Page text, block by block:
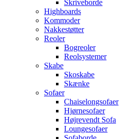
Skriveborde
Highboards
Kommoder
Nakkestøtter
Reoler
Bogreoler
Reolsystemer
Skabe
Skoskabe
Skænke
Sofaer
Chaiselongsofaer
Hjørnesofaer
Højrevendt Sofa
Loungesofaer